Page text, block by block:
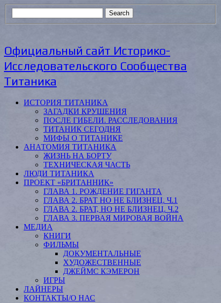
Официальный сайт Историко-
Исследовательского Сообщества
Титаника
ИСТОРИЯ ТИТАНИКА
ЗАГАДКИ КРУШЕНИЯ
ПОСЛЕ ГИБЕЛИ. РАССЛЕДОВАНИЯ
ТИТАНИК СЕГОДНЯ
МИФЫ О ТИТАНИКЕ
АНАТОМИЯ ТИТАНИКА
ЖИЗНЬ НА БОРТУ
ТЕХНИЧЕСКАЯ ЧАСТЬ
ЛЮДИ ТИТАНИКА
ПРОЕКТ «БРИТАННИК»
ГЛАВА 1. РОЖДЕНИЕ ГИГАНТА
ГЛАВА 2. БРАТ НО НЕ БЛИЗНЕЦ. Ч.1
ГЛАВА 2. БРАТ, НО НЕ БЛИЗНЕЦ. Ч.2
ГЛАВА 3. ПЕРВАЯ МИРОВАЯ ВОЙНА
МЕДИА
КНИГИ
ФИЛЬМЫ
ДОКУМЕНТАЛЬНЫЕ
ХУДОЖЕСТВЕННЫЕ
ДЖЕЙМС КЭМЕРОН
ИГРЫ
ЛАЙНЕРЫ
КОНТАКТЫ/О НАС